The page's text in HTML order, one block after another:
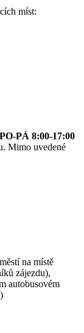
míst:
PO-PÁ 8:00-17:00
Mimo uvedené
na místě
zájezdu),
autobusovém